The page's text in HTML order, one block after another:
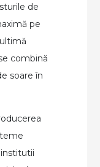
de
pe
combină
soare în